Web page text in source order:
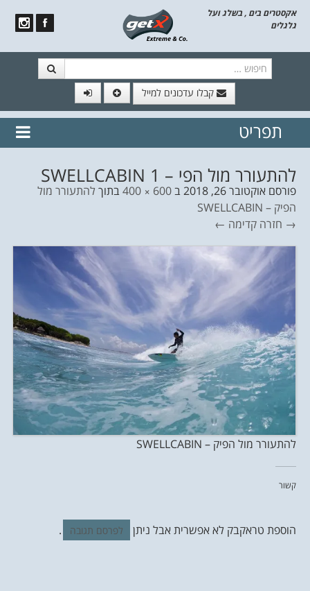
אקסטרים בים , בשלג ועל
גלגלים
קבלו עדכונים למייל
// הצטרף לרשימת תפוצה!
נשמח
תפריט
להתעורר מול הפי – SWELLCABIN 1
פורסם אוקטובר 26, 2018 ב600 × 400 בתוך להתעורר מול
הפיק – SWELLCABIN
→ חזרה קדימה ←
להתעורר מול הפיק – SWELLCABIN
קשור
הוספת טראקבק לא אפשרית אבל ניתן לפרסם תגובה .